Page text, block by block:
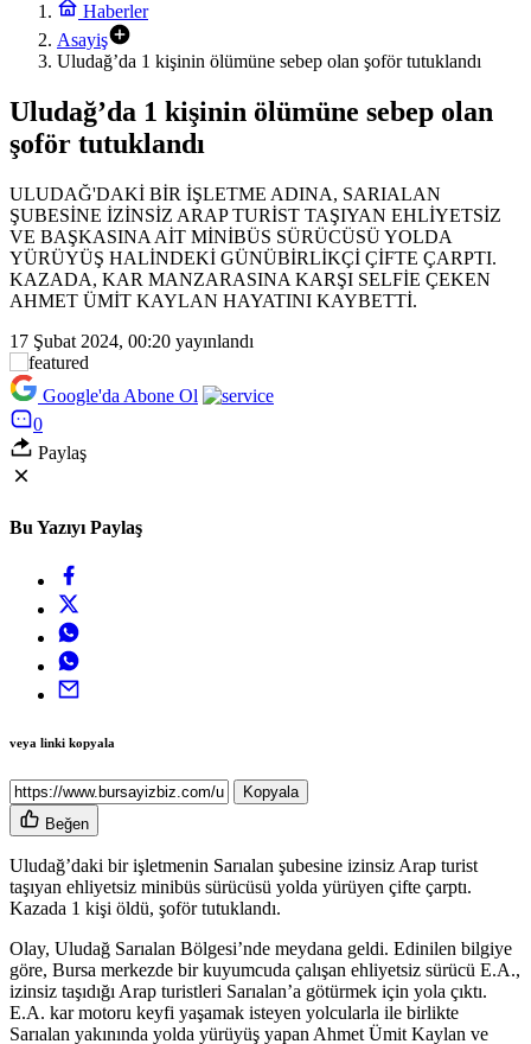
Haberler
Asayiş
Uludağ’da 1 kişinin ölümüne sebep olan şoför tutuklandı
Uludağ’da 1 kişinin ölümüne sebep olan
şoför tutuklandı
ULUDAĞ'DAKİ BİR İŞLETME ADINA, SARIALAN
ŞUBESİNE İZİNSİZ ARAP TURİST TAŞIYAN EHLİYETSİZ
VE BAŞKASINA AİT MİNİBÜS SÜRÜCÜSÜ YOLDA
YÜRÜYÜŞ HALİNDEKİ GÜNÜBİRLİKÇİ ÇİFTE ÇARPTI.
KAZADA, KAR MANZARASINA KARŞI SELFİE ÇEKEN
AHMET ÜMİT KAYLAN HAYATINI KAYBETTİ.
17 Şubat 2024, 00:20 yayınlandı
Google'da Abone Ol
0
Paylaş
Bu Yazıyı Paylaş
veya linki kopyala
Kopyala
Beğen
Uludağ’daki bir işletmenin Sarıalan şubesine izinsiz Arap turist
taşıyan ehliyetsiz minibüs sürücüsü yolda yürüyen çifte çarptı.
Kazada 1 kişi öldü, şoför tutuklandı.
Olay, Uludağ Sarıalan Bölgesi’nde meydana geldi. Edinilen bilgiye
göre, Bursa merkezde bir kuyumcuda çalışan ehliyetsiz sürücü E.A.,
izinsiz taşıdığı Arap turistleri Sarıalan’a götürmek için yola çıktı.
E.A. kar motoru keyfi yaşamak isteyen yolcularla ile birlikte
Sarıalan yakınında yolda yürüyüş yapan Ahmet Ümit Kaylan ve